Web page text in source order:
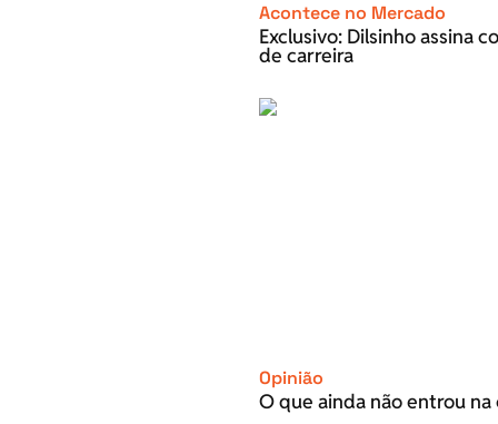
Acontece no Mercado
Exclusivo: Dilsinho assina
de carreira
Opinião
O que ainda não entrou